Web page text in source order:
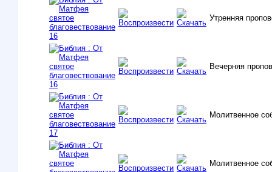
Утренняя
Вечерняя
Молитвенное
Молитвенное